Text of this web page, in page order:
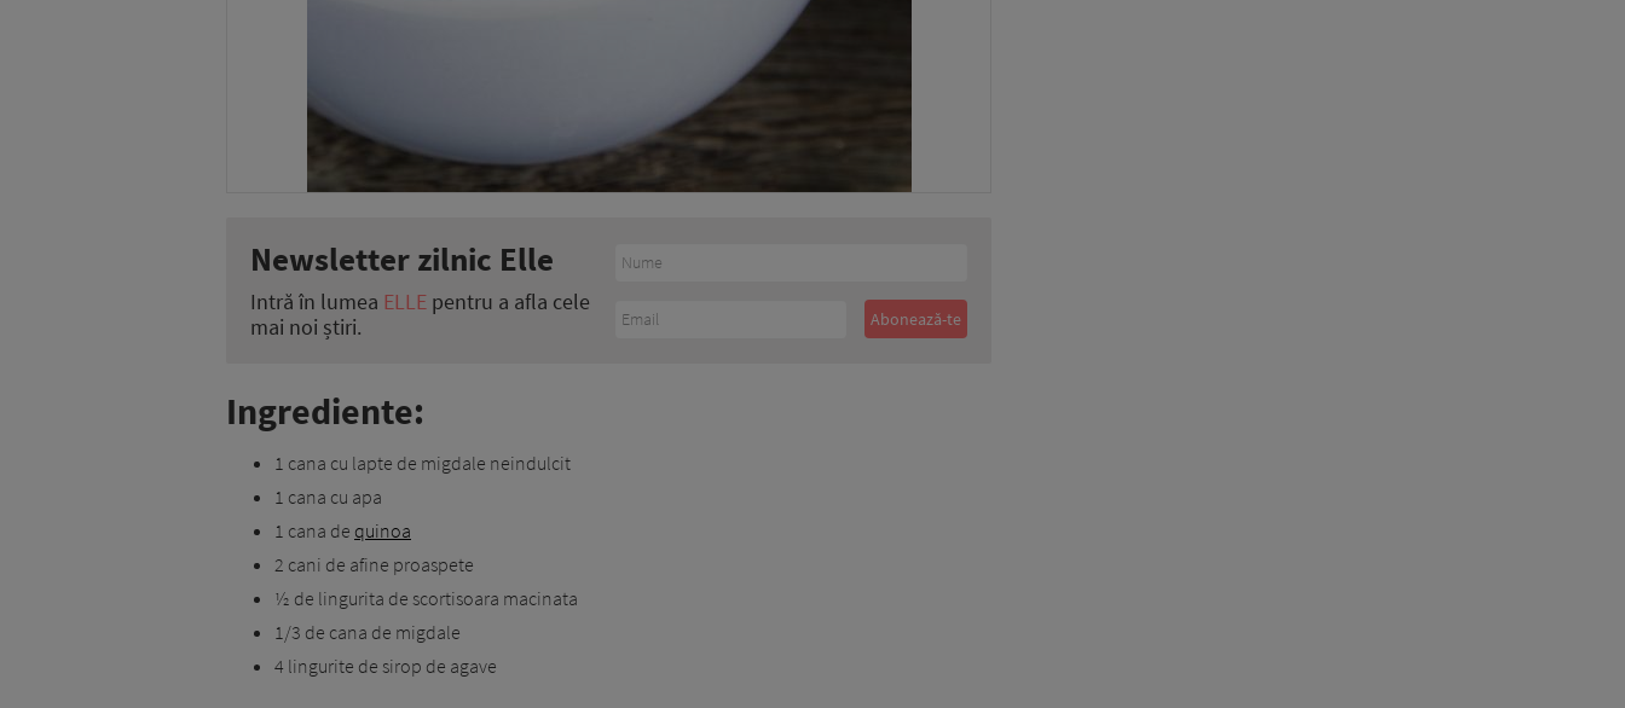
Newsletter zilnic Elle
Intră în lumea ELLE pentru a afla cele
mai noi știri.
Ingrediente:
1 cana cu lapte de migdale neindulcit
1 cana cu apa
1 cana de quinoa
2 cani de afine proaspete
½ de lingurita de scortisoara macinata
1/3 de cana de migdale
4 lingurite de sirop de agave